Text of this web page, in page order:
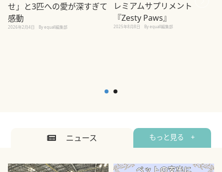
せ」と3匹への愛が深すぎて
感動
2026年2月4日 By equall編集部
レミアムサプリメント
『Zesty Paws』
2025年8月8日 By equall編集部
ニュース もっと見る +